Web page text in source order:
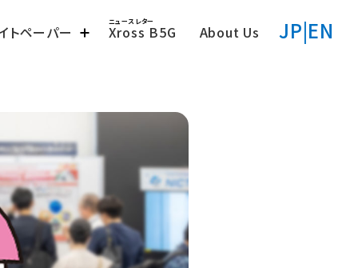
トペーパー Xross B5G About Us JP|EN